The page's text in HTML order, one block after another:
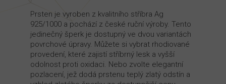
Prsten je vyroben z kvalitního stříbra Ag
925/1000 a pochází z české ruční výroby. Tento
jedinečný šperk je dostupný ve dvou variantách
povrchové úpravy. Můžete si vybrat rhodiované
provedení, které zajistí stříbrný lesk a vyšší
odolnost proti oxidaci. Nebo zvolte elegantní
pozlacení, jež dodá prstenu teplý zlatý odstín a